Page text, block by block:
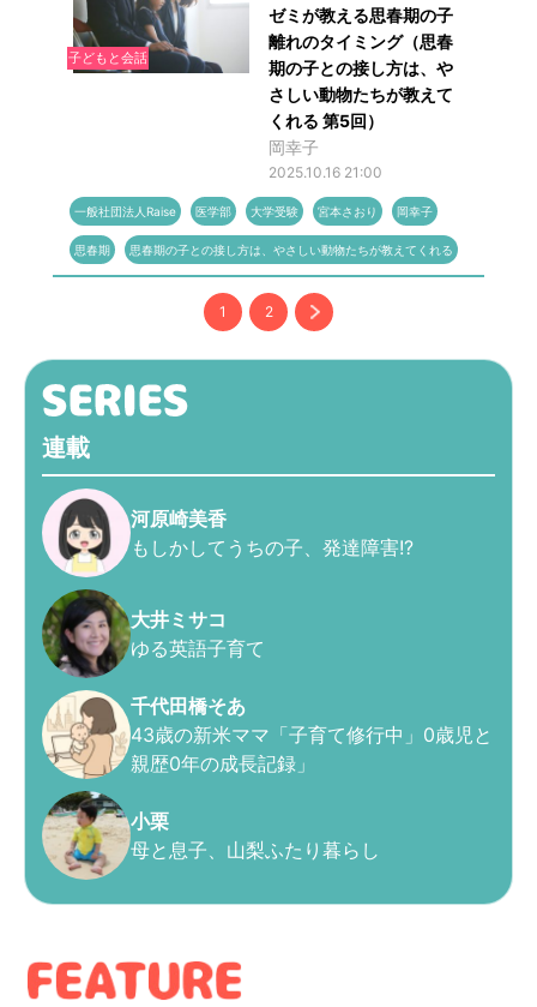
子どもと会話
ゼミが教える思春期の子
離れのタイミング（思春
期の子との接し方は、や
さしい動物たちが教えて
くれる 第5回）
岡幸子
2025.10.16 21:00
一般社団法人Raise 医学部 大学受験 宮本さおり 岡幸子
思春期 思春期の子との接し方は、やさしい動物たちが教えてくれる
1 2
連載
河原崎美香
もしかしてうちの子、発達障害!?
大井ミサコ
ゆる英語子育て
千代田橋そあ
43歳の新米ママ「子育て修行中」0歳児と
親歴0年の成長記録」
小栗
母と息子、山梨ふたり暮らし